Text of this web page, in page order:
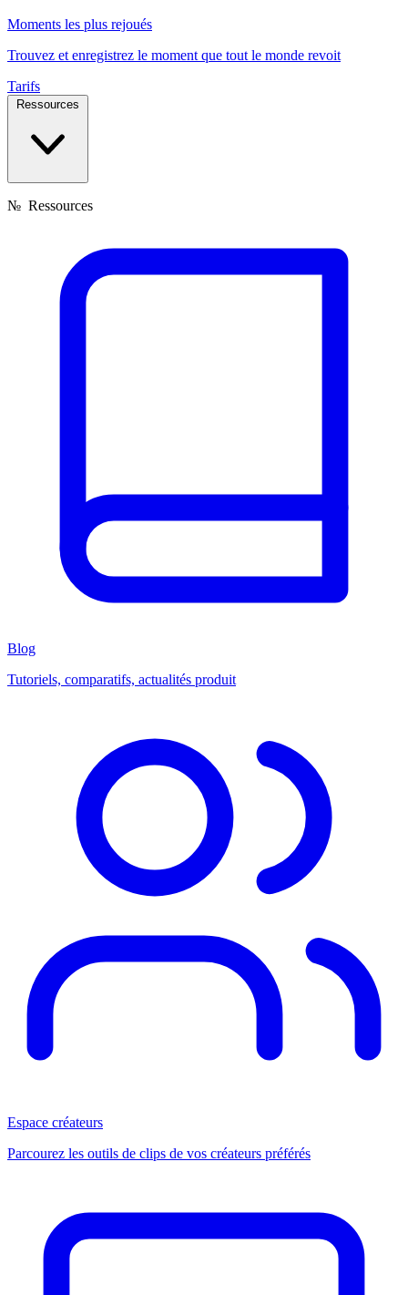
Moments les plus rejoués
Trouvez et enregistrez le moment que tout le monde revoit
Tarifs
Ressources
№ Ressources
Blog
Tutoriels, comparatifs, actualités produit
Espace créateurs
Parcourez les outils de clips de vos créateurs préférés